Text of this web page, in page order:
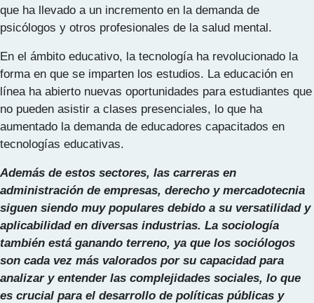
que ha llevado a un incremento en la demanda de
psicólogos y otros profesionales de la salud mental.
En el ámbito educativo, la tecnología ha revolucionado la
forma en que se imparten los estudios. La educación en
línea ha abierto nuevas oportunidades para estudiantes que
no pueden asistir a clases presenciales, lo que ha
aumentado la demanda de educadores capacitados en
tecnologías educativas.
Además de estos sectores, las carreras en
administración de empresas, derecho y mercadotecnia
siguen siendo muy populares debido a su versatilidad y
aplicabilidad en diversas industrias. La sociología
también está ganando terreno, ya que los sociólogos
son cada vez más valorados por su capacidad para
analizar y entender las complejidades sociales, lo que
es crucial para el desarrollo de políticas públicas y